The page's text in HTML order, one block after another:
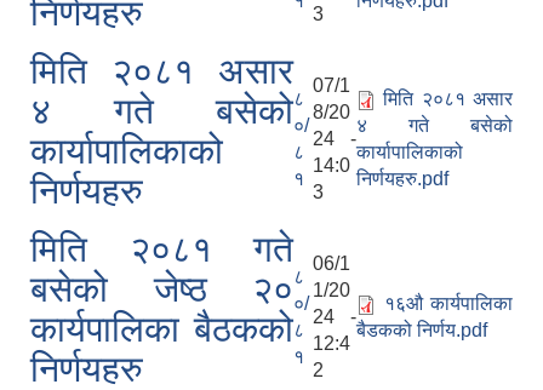
निर्णयहरु
3
मिति २०८१ असार
४ गते बसेको
कार्यापालिकाको
निर्णयहरु
८
०/
८
१
07/1
8/20
24 -
14:0
3
मिति २०८१ असार
४ गते बसेको
कार्यापालिकाको
निर्णयहरु.pdf
मिति २०८१ गते
बसेको जेष्ठ २०
कार्यपालिका बैठकको
निर्णयहरु
८
०/
८
१
06/1
1/20
24 -
12:4
2
१६‍‍औ कार्यपालिका
बैडकको निर्णय.pdf